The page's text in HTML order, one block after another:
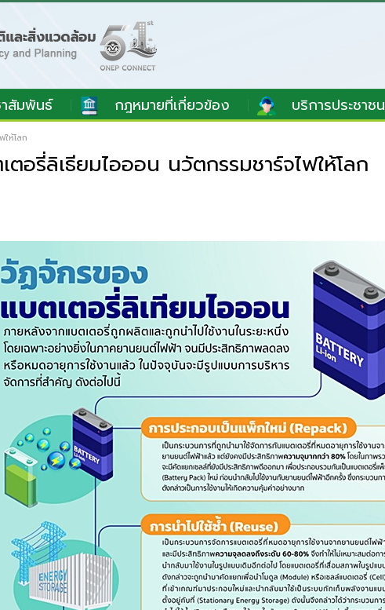
าสัมพันธ์ กฎหมายที่เกี่ยวข้อง บริการประชาชน
ห้โลก
รี่ลิเธียมไอออน นวัตกรรมชาร์จไฟให้โลก